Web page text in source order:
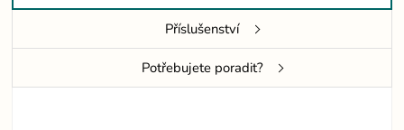
Příslušenství
Potřebujete poradit?